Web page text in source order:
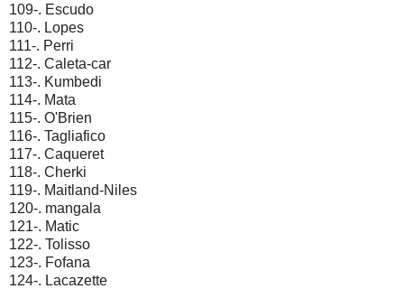
109-. Escudo
110-. Lopes
111-. Perri
112-. Caleta-car
113-. Kumbedi
114-. Mata
115-. O'Brien
116-. Tagliafico
117-. Caqueret
118-. Cherki
119-. Maitland-Niles
120-. mangala
121-. Matic
122-. Tolisso
123-. Fofana
124-. Lacazette